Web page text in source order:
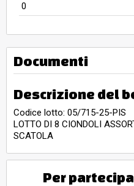
0
Documenti
Descrizione del
Codice lotto: 05/715-25-PIS
LOTTO DI 8 CIONDOLI
SCATOLA
Per